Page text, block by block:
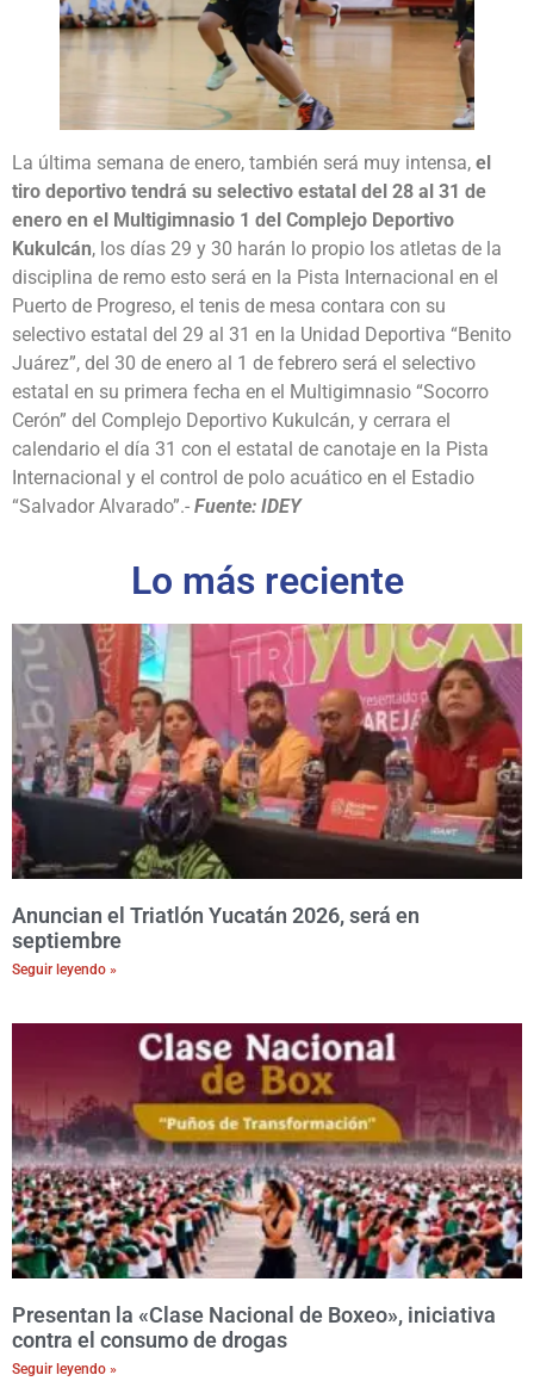
La última semana de enero, también será muy intensa, el
tiro deportivo tendrá su selectivo estatal del 28 al 31 de
enero en el Multigimnasio 1 del Complejo Deportivo
Kukulcán, los días 29 y 30 harán lo propio los atletas de la
disciplina de remo esto será en la Pista Internacional en el
Puerto de Progreso, el tenis de mesa contara con su
selectivo estatal del 29 al 31 en la Unidad Deportiva “Benito
Juárez”, del 30 de enero al 1 de febrero será el selectivo
estatal en su primera fecha en el Multigimnasio “Socorro
Cerón” del Complejo Deportivo Kukulcán, y cerrara el
calendario el día 31 con el estatal de canotaje en la Pista
Internacional y el control de polo acuático en el Estadio
“Salvador Alvarado”.- Fuente: IDEY
Lo más reciente
Anuncian el Triatlón Yucatán 2026, será en
septiembre
Seguir leyendo »
Presentan la «Clase Nacional de Boxeo», iniciativa
contra el consumo de drogas
Seguir leyendo »